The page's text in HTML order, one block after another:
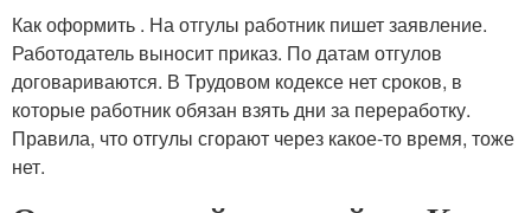
Как оформить . На отгулы работник пишет заявление.
Работодатель выносит приказ. По датам отгулов
договариваются. В Трудовом кодексе нет сроков, в
которые работник обязан взять дни за переработку.
Правила, что отгулы сгорают через какое-то время, тоже
нет.